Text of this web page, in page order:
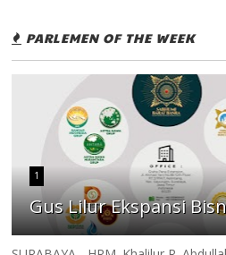
PARLEMEN OF THE WEEK
1
Gus Lilur Ekspansi